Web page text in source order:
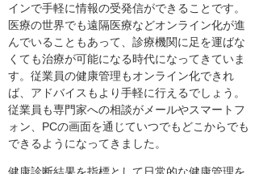
インで手軽に情報の受発信ができることです。
医療の世界でも遠隔医療などオンライン化が進
んでいることもあって、診療機関に足を運ばな
くても治療が可能になる時代になってきていま
す。従業員の健康管理もオンライン化できれ
ば、アドバイスもより手軽に行えるでしょう。
従業員も専門家への相談がメールやスマートフ
ォン、PCの画面を通じていつでもどこからでも
できるようになってきました。
健康診断結果を指標として日常的な健康管理を